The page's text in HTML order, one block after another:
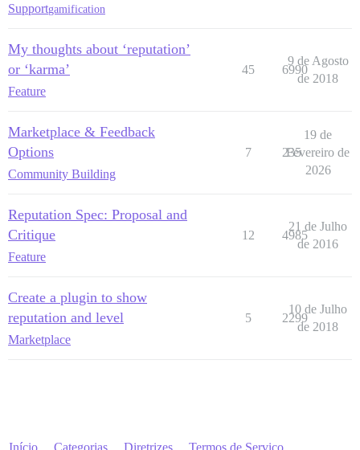
Supportgamification
My thoughts about ‘reputation’
or ‘karma’
Feature
45 6990
9 de Agosto
de 2018
Marketplace & Feedback
Options
Community Building
7 235
19 de
Fevereiro de
2026
Reputation Spec: Proposal and
Critique
Feature
12 4985
21 de Julho
de 2016
Create a plugin to show
reputation and level
Marketplace
5 2299
10 de Julho
de 2018
Início Categorias Diretrizes Termos de Serviço